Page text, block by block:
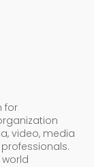
for
video, media